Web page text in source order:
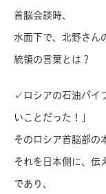
首脳会談時、
水面下で、北野さん
統領の言葉とは？
✓ロシアの石油パイ
いことだった！」
そのロシア首脳部の
それを日本側に、伝
であり、